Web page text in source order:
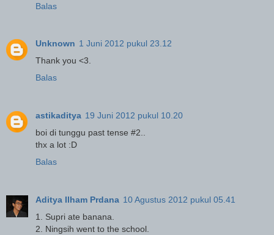
Balas
Unknown 1 Juni 2012 pukul 23.12
Thank you <3.
Balas
astikaditya 19 Juni 2012 pukul 10.20
boi di tunggu past tense #2..
thx a lot :D
Balas
Aditya Ilham Prdana 10 Agustus 2012 pukul 05.41
1. Supri ate banana.
2. Ningsih went to the school.